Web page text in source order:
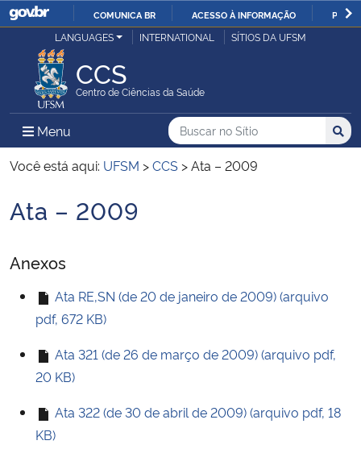
IR
COMUNICA BR ACESSO À INFORMAÇÃO
Ministério da Justiça e Segurança Pública
Ministério da Defesa
Ministério das Relações Exteriores
Ministério da Economia
Ministério da Agricultura, Pecuária e Abastecimento
Ministério da Educação
Ministério da Cidadania
Ministério da Saúde
LANGUAGES INTERNATIONAL SÍTIOS DA UFSM
CCS
Centro de Ciências da Saúde
Menu Menu Principal do Sítio
Busca
Buscar no no Sítio
Busca:
Você está aqui: UFSM >CCS >Ata – 2009
Início do conteúdo
Ata – 2009
Anexos
Ata RE,SN (de 20 de janeiro de 2009) (arquivo
pdf, 672 KB)
Ata 321 (de 26 de março de 2009) (arquivo pdf,
20 KB)
Ata 322 (de 30 de abril de 2009) (arquivo pdf, 18
KB)